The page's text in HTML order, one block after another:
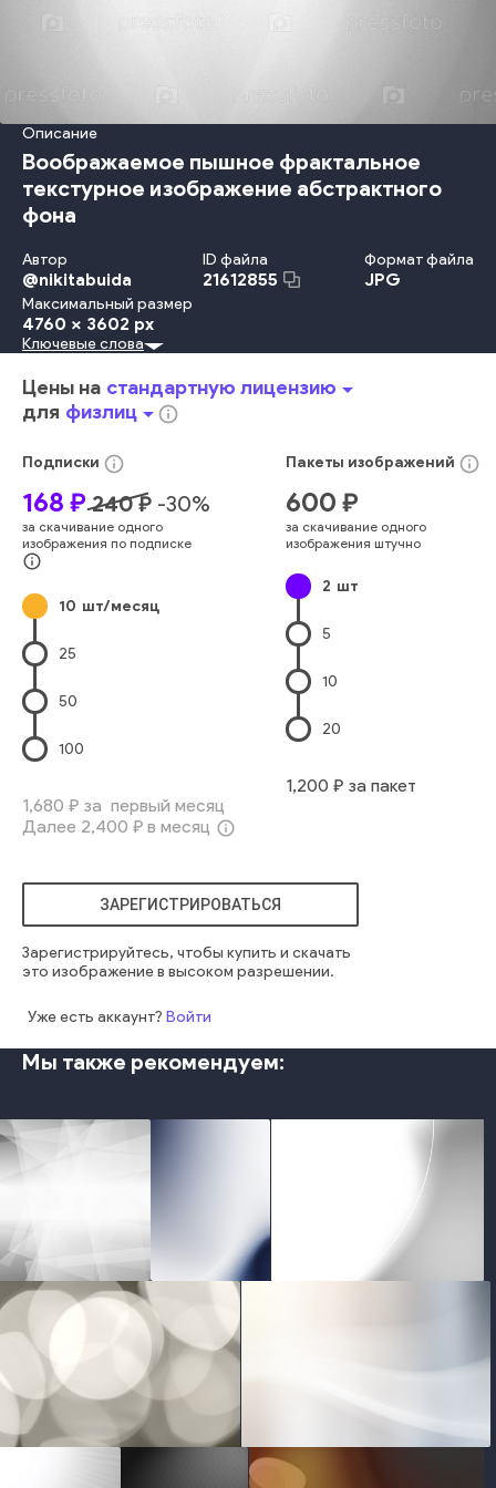
Описание
Воображаемое пышное фрактальное
текстурное изображение абстрактного
фона
Автор
@nikitabuida
ID файла
21612855
Формат файла
JPG
Максимальный размер
4760 x 3602 px
Стиль Дизайн Иллюстрация
Фантазия
Магия Кривая Воображение
Фрактальный
Сверхновая
стильный
современный цифровой
концепция
рисунок
текстура деталь динамический
фантастический
будущее огонь делать футуристический эффект
сюрреалистический
абстрактный
красочный
Ключевые слова
Цены на стандартную лицензиюarrow_drop_down
для физлицarrow_drop_downinfo_outline
Подписки info_outline
168 ₽ 240₽ -30%
за скачивание одного
изображения по подписке
info_outline
10 шт/месяц
25
50
100
1,680 ₽ за первый месяц
Далее 2,400 ₽ в месяц info_outline
Пакеты изображений info_outline
600 ₽
за скачивание одного
изображения штучно
2 шт
5
10
20
1,200 ₽ за пакет
ЗАРЕГИСТРИРОВАТЬСЯ
Зарегистрируйтесь, чтобы купить и скачать
это изображение в высоком разрешении.
Уже есть аккаунт? Войти
Мы также рекомендуем:
photo photo photo
photo photo